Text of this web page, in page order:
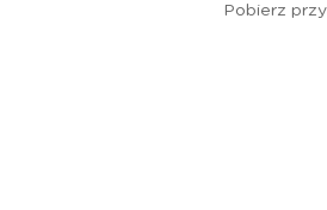
Pobierz